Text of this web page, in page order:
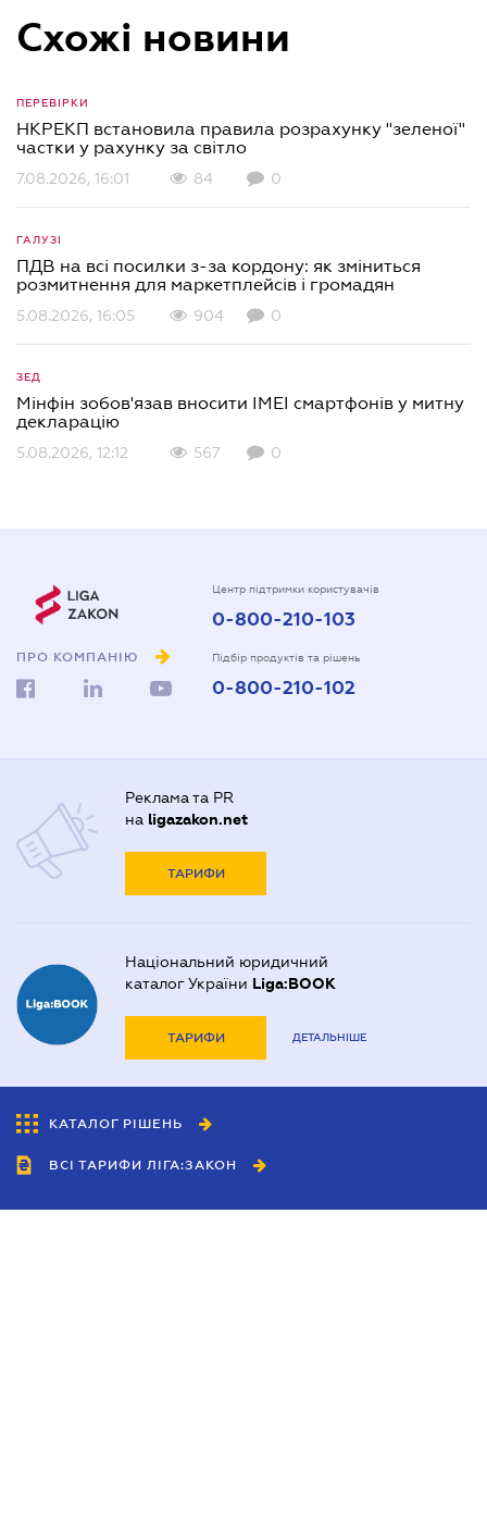
Схожі новини
ПЕРЕВІРКИ
НКРЕКП встановила правила розрахунку "зеленої"
частки у рахунку за світло
7.08.2026, 16:01 84 0
ГАЛУЗІ
ПДВ на всі посилки з-за кордону: як зміниться
розмитнення для маркетплейсів і громадян
5.08.2026, 16:05 904 0
ЗЕД
Мінфін зобов'язав вносити IMEI смартфонів у митну
декларацію
5.08.2026, 12:12 567 0
ПРО КОМПАНІЮ
Центр підтримки користувачів
0-800-210-103
Підбір продуктів та рішень
0-800-210-102
Реклама та PR
на ligazakon.net
ТАРИФИ
Національний юридичний
каталог України Liga:BOOK
ТАРИФИ ДЕТАЛЬНІШЕ
КАТАЛОГ РІШЕНЬ
ВСІ ТАРИФИ ЛІГА:ЗАКОН